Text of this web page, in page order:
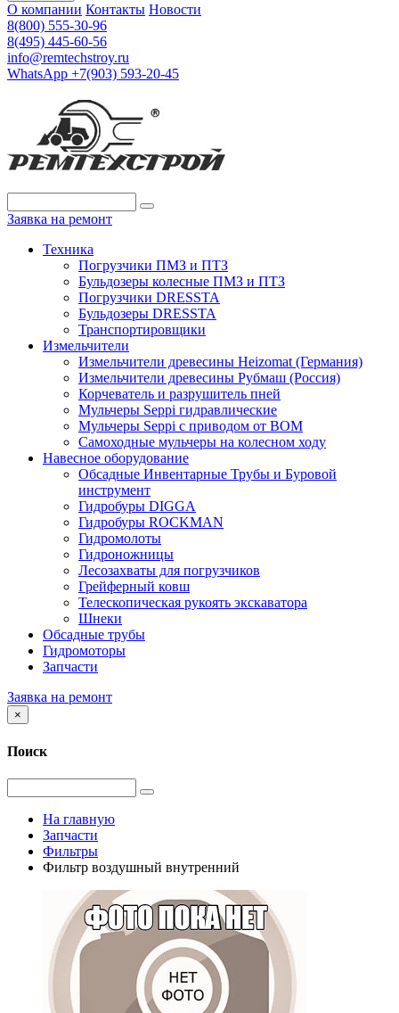
О компании Контакты Новости
8(800) 555-30-96
8(495) 445-60-56
info@remtechstroy.ru
WhatsApp +7(903) 593-20-45
Заявка на ремонт
Техника
Погрузчики ПМЗ и ПТЗ
Бульдозеры колесные ПМЗ и ПТЗ
Погрузчики DRESSTA
Бульдозеры DRESSTA
Транспортировщики
Измельчители
Измельчители древесины Heizomat (Германия)
Измельчители древесины Рубмаш (Россия)
Корчеватель и разрушитель пней
Мульчеры Seppi гидравлические
Мульчеры Seppi с приводом от ВОМ
Самоходные мульчеры на колесном ходу
Навесное оборудование
Обсадные Инвентарные Трубы и Буровой
инструмент
Гидробуры DIGGA
Гидробуры ROCKMAN
Гидромолоты
Гидроножницы
Лесозахваты для погрузчиков
Грейферный ковш
Телескопическая рукоять экскаватора
Шнеки
Обсадные трубы
Гидромоторы
Запчасти
Заявка на ремонт
×
Поиск
На главную
Запчасти
Фильтры
Фильтр воздушный внутренний